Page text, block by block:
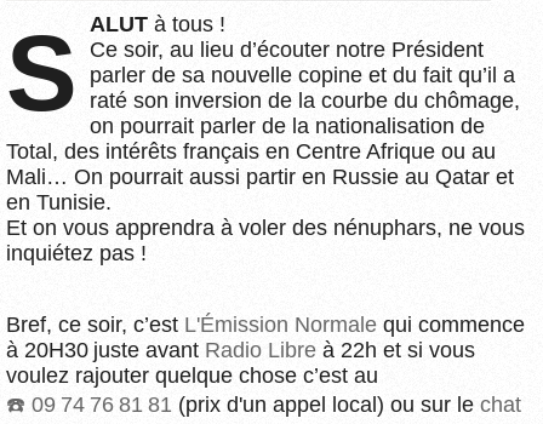
SALUT à tous !
Ce soir, au lieu d’écouter notre Président
parler de sa nouvelle copine et du fait qu’il a
raté son inversion de la courbe du chômage,
on pourrait parler de la nationalisation de
Total, des intérêts français en Centre Afrique ou au
Mali… On pourrait aussi partir en Russie au Qatar et
en Tunisie.
Et on vous apprendra à voler des nénuphars, ne vous
inquiétez pas !
Bref, ce soir, c’est L'Émission Normale qui commence
à 20H30 juste avant Radio Libre à 22h et si vous
voulez rajouter quelque chose c’est au
09 74 76 81 81 (prix d'un appel local) ou sur le chat